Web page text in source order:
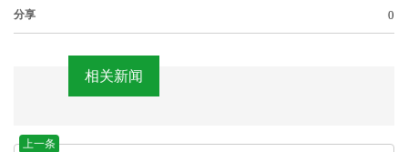
分享 0
相关新闻
上一条